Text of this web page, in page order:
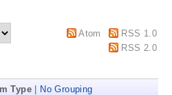
Atom
RSS 1.0
RSS 2.0
Type No Grouping